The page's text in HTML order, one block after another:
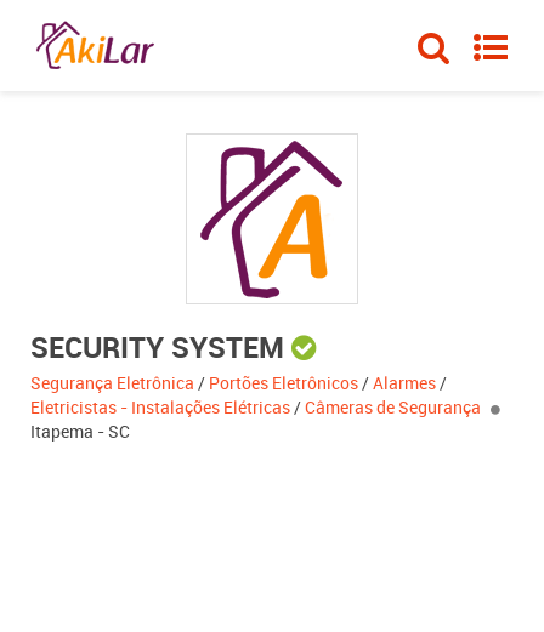
SECURITY SYSTEM
Segurança Eletrônica / Portões Eletrônicos/Alarmes/
Eletricistas - Instalações Elétricas/Câmeras de Segurança
Itapema - SC